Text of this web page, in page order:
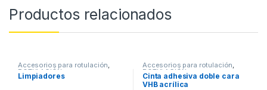
Productos relacionados
Accesorios para rotulación,
ROTULACIÓN
Limpiadores
Accesorios para rotulación,
ROTULACIÓN
Cinta adhesiva doble cara
VHB acrílica